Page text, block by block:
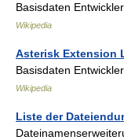
Basisdaten
Wikipedia
Asterisk Extension
Basisdaten
Wikipedia
Liste der